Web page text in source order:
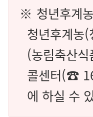
※ 청년후계
청년후계농
(농림축산
콜센터(☎
에 하실 수